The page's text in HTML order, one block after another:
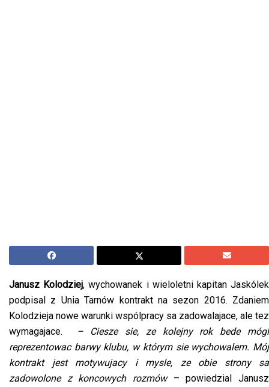
Janusz Kolodziej, wychowanek i wieloletni kapitan Jaskólek
podpisal z Unia Tarnów kontrakt na sezon 2016. Zdaniem
Kolodzieja nowe warunki wspólpracy sa zadowalajace, ale tez
wymagajace.
– Ciesze sie, ze kolejny rok bede mógl
reprezentowac barwy klubu, w którym sie wychowalem. Mój
kontrakt jest motywujacy i mysle, ze obie strony sa
zadowolone z koncowych rozmów– powiedzial Janusz